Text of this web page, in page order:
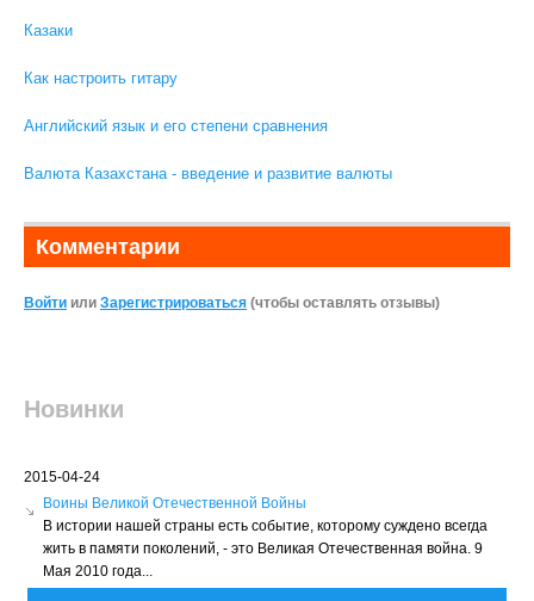
Казаки
Как настроить гитару
Английский язык и его степени сравнения
Валюта Казахстана - введение и развитие валюты
Комментарии
Войти или Зарегистрироваться (чтобы оставлять отзывы)
Новинки
2015-04-24
Воины Великой Отечественной Войны
В истории нашей страны есть событие, которому суждено всегда
жить в памяти поколений, - это Великая Отечественная война. 9
Мая 2010 года...